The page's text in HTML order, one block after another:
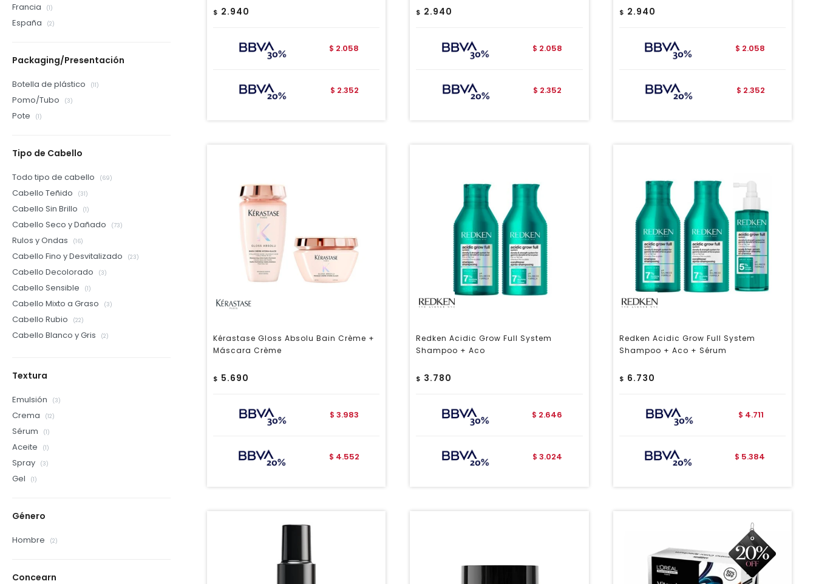
$ 2.940
$ 2.058
$ 2.352
$ 2.940
$ 2.058
$ 2.352
$ 2.940
$ 2.058
$ 2.352
Kérastase Gloss Absolu Bain Crème +
Máscara Crème
$ 5.690
$ 3.983
$ 4.552
Redken Acidic Grow Full System
Shampoo + Aco
$ 3.780
$ 2.646
$ 3.024
Redken Acidic Grow Full System
Shampoo + Aco + Sérum
$ 6.730
$ 4.711
$ 5.384
Francia (1)
España (2)
Packaging/Presentación
Botella de plástico (11)
Pomo/Tubo (3)
Pote (1)
Tipo de Cabello
Todo tipo de cabello (69)
Cabello Teñido (31)
Cabello Sin Brillo (1)
Cabello Seco y Dañado (73)
Rulos y Ondas (16)
Cabello Fino y Desvitalizado (23)
Cabello Decolorado (3)
Cabello Sensible (1)
Cabello Mixto a Graso (3)
Cabello Rubio (22)
Cabello Blanco y Gris (2)
Textura
Emulsión (3)
Crema (12)
Sérum (1)
Aceite (1)
Spray (3)
Gel (1)
Género
Hombre (2)
Concearn